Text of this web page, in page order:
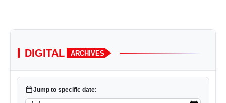
DIGITAL ARCHIVES
calendar_todayJump to specific date: